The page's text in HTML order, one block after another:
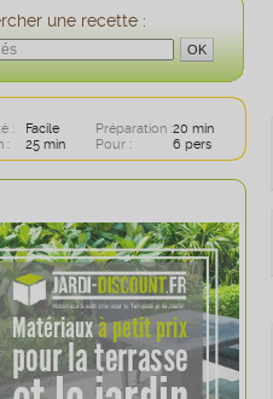
une recette :
: Facile Préparation :20 min
:
25 min Pour : 6 pers